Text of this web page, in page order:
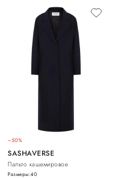
–50%
SASHAVERSE
Пальто кашемировое
Размеры:40